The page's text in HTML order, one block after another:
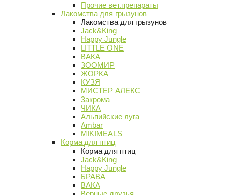
Прочие вет.препараты
Лакомства для грызунов
Лакомства для грызунов
Jack&King
Happy Jungle
LITTLE ONE
ВАКА
ЗООМИР
ЖОРКА
КУЗЯ
МИСТЕР АЛЕКС
Закрома
ЧИКА
Альпийские луга
Ambar
MIKIMEALS
Корма для птиц
Корма для птиц
Jack&King
Happy Jungle
БРАВА
ВАКА